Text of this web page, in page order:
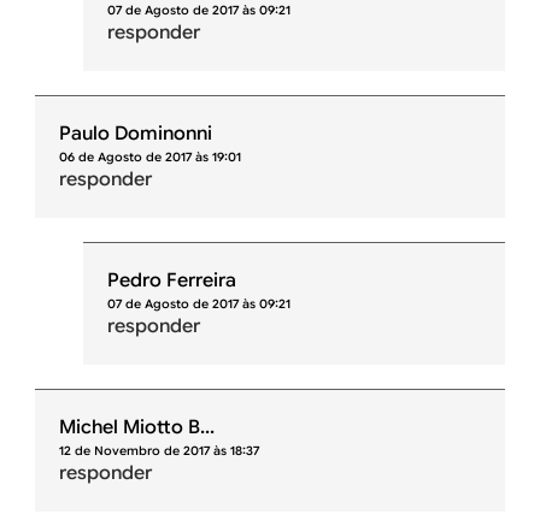
07 de Agosto de 2017 às 09:21
responder
Paulo Dominonni
06 de Agosto de 2017 às 19:01
responder
Pedro Ferreira
07 de Agosto de 2017 às 09:21
responder
Michel Miotto B...
12 de Novembro de 2017 às 18:37
responder